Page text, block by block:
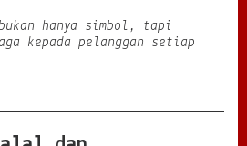
hanya simbol, tapi
kepada pelanggan setiap